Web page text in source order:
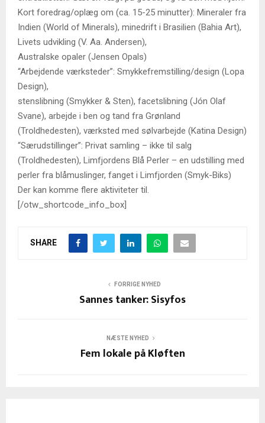
Kort foredrag/oplæg om (ca. 15-25 minutter): Mineraler fra
Indien (World of Minerals), minedrift i Brasilien (Bahia Art),
Livets udvikling (V. Aa. Andersen),
Australske opaler (Jensen Opals)
“Arbejdende værksteder”: Smykkefremstilling/design (Lopa
Design),
stenslibning (Smykker & Sten), facetslibning (Jón Olaf
Svane), arbejde i ben og tand fra Grønland
(Troldhedesten), værksted med sølvarbejde (Katina Design)
“Særudstillinger”: Privat samling – ikke til salg
(Troldhedesten), Limfjordens Blå Perler – en udstilling med
perler fra blåmuslinger, fanget i Limfjorden (Smyk-Biks)
Der kan komme flere aktiviteter til.
[/otw_shortcode_info_box]
SHARE
FORRIGE NYHED
Sannes tanker: Sisyfos
NÆSTE NYHED
Fem lokale på Kløften